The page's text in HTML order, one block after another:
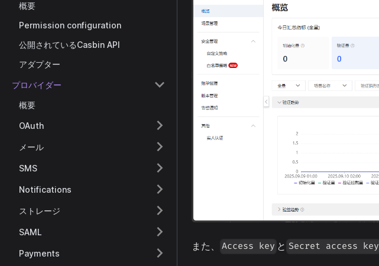
概要
Permission configuration
公開されているCasbin API
アダプター
プロバイダー
概要
OAuth
メール
SMS
Notifications
ストレージ
SAML
Payments
また、 Access key と Secret access key